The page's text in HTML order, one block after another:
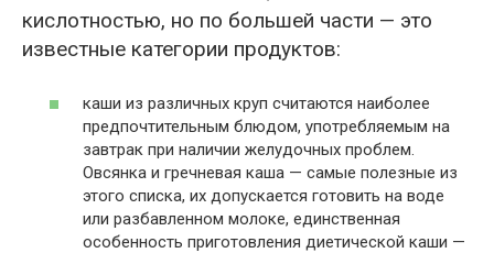
кислотностью, но по большей части — это
известные категории продуктов:
каши из различных круп считаются наиболее
предпочтительным блюдом, употребляемым на
завтрак при наличии желудочных проблем.
Овсянка и гречневая каша — самые полезные из
этого списка, их допускается готовить на воде
или разбавленном молоке, единственная
особенность приготовления диетической каши —